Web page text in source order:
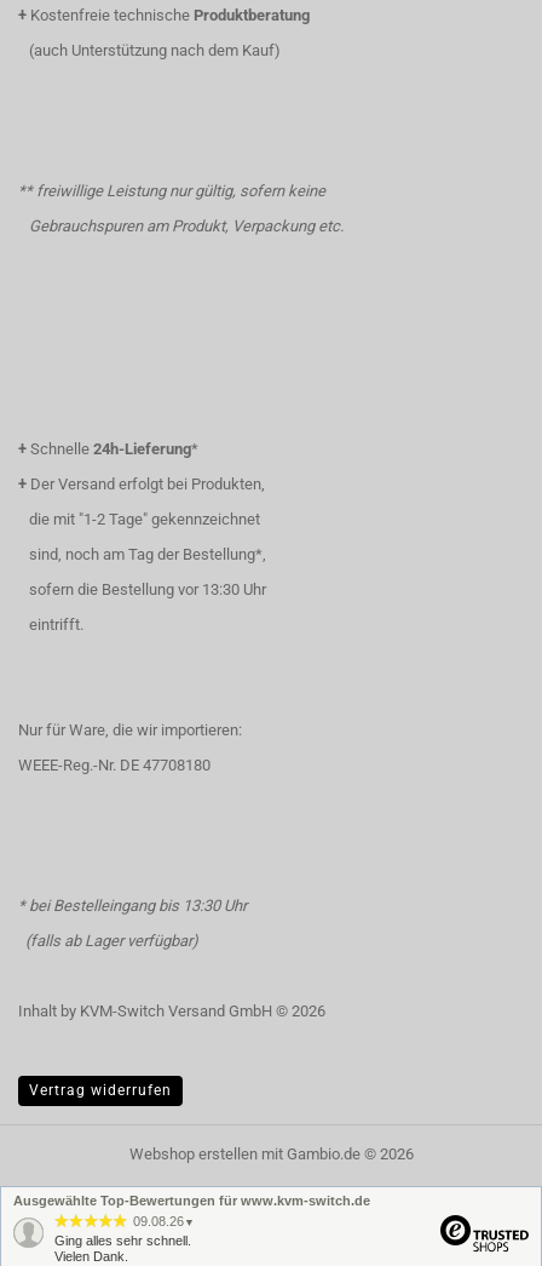
+ Kostenfreie technische Produktberatung
(auch Unterstützung nach dem Kauf)
** freiwillige Leistung nur gültig, sofern keine
Gebrauchspuren am Produkt, Verpackung etc.
+ Schnelle 24h-Lieferung*
+ Der Versand erfolgt bei Produkten,
die mit "1-2 Tage" gekennzeichnet
sind, noch am Tag der Bestellung*,
sofern die Bestellung vor 13:30 Uhr
eintrifft.
Nur für Ware, die wir importieren:
WEEE-Reg.-Nr. DE 47708180
* bei Bestelleingang bis 13:30 Uhr
(falls ab Lager verfügbar)
Inhalt by KVM-Switch Versand GmbH © 2026
Vertrag widerrufen
Webshop erstellenmit Gambio.de © 2026
Ausgewählte Top-Bewertungen für www.kvm-switch.de
09.08.26 ▼
Ging alles sehr schnell.
Vielen Dank.